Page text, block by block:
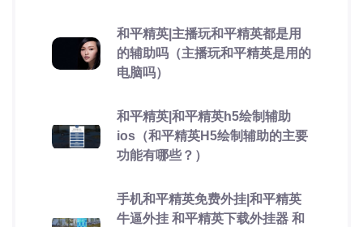
和平精英|主播玩和平精英都是用
的辅助吗（主播玩和平精英是用的
电脑吗）
和平精英|和平精英h5绘制辅助
ios（和平精英H5绘制辅助的主要
功能有哪些？）
手机和平精英免费外挂|和平精英
牛逼外挂 和平精英下载外挂器 和